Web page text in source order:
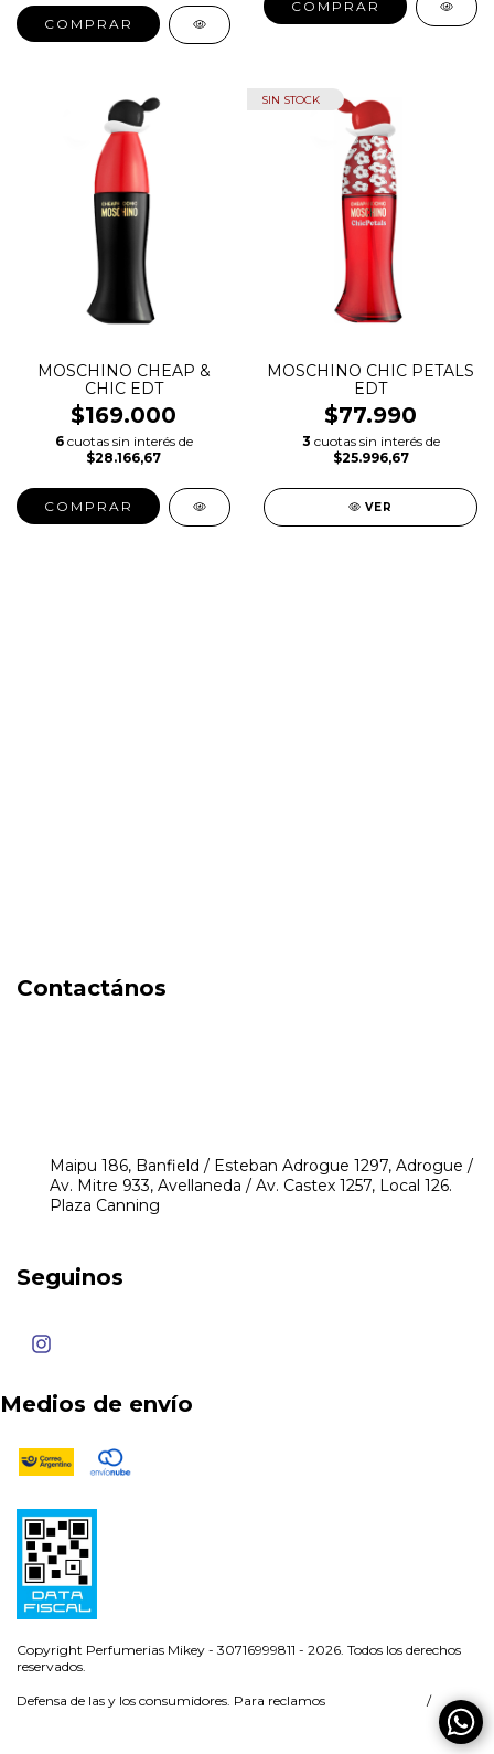
COMPRAR
COMPRAR
MOSCHINO CHEAP &
CHIC EDT
$169.000
6 cuotas sin interés de
$28.166,67
COMPRAR
SIN STOCK
MOSCHINO CHIC PETALS
EDT
$77.990
3 cuotas sin interés de
$25.996,67
VER
Contactános
Maipu 186, Banfield / Esteban Adrogue 1297, Adrogue /
Av. Mitre 933, Avellaneda / Av. Castex 1257, Local 126.
Plaza Canning
Seguinos
Medios de envío
Copyright Perfumerias Mikey - 30716999811 - 2026. Todos los derechos
reservados.
Defensa de las y los consumidores. Para reclamos
/